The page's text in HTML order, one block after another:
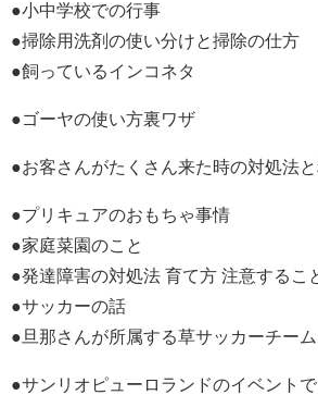
●小中学校での行事
●掃除用洗剤の使い分けと掃除の仕方
●飼っているインコネタ
●ゴーヤの使い方裏ワザ
●お客さんがたくさん来た時の対処法
●プリキュアのおもちゃ事情
●家庭菜園のこと
●発達障害の対処法 育て方 注意するこ
●サッカーの話
●旦那さんが所属する草サッカーチー
●サンリオピューロランドのイベントで